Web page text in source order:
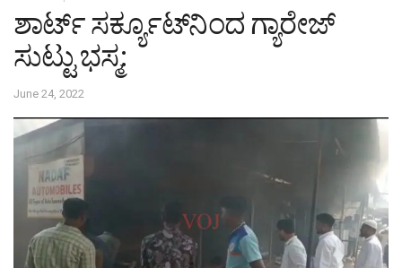
ಶಾರ್ಟ್ ಸರ್ಕ್ಯೂಟ್‌ನಿಂದ ಗ್ಯಾರೇಜ್
ಸುಟ್ಟು ಭಸ್ಮ:
June 24, 2022